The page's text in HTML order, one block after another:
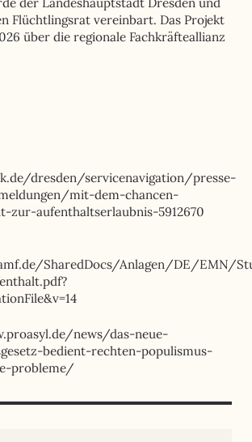
Flüchtlingsrat vereinbart. Das Projekt
über die regionale Fachkräfteallianz
dresden/servicenavigation/presse-
mit-dem-chancen-
zur-aufenthaltserlaubnis-5912670
SharedDocs/Anlagen/DE/EMN/
news/das-neue-
bedient-rechten-populismus-
probleme/